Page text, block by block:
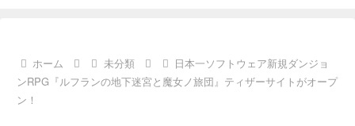
ホーム 未分類
日本一ソフトウェア新規ダンジョ
ンRPG『ルフランの地下迷宮と魔女ノ旅団』ティザーサイトがオープ
ン！